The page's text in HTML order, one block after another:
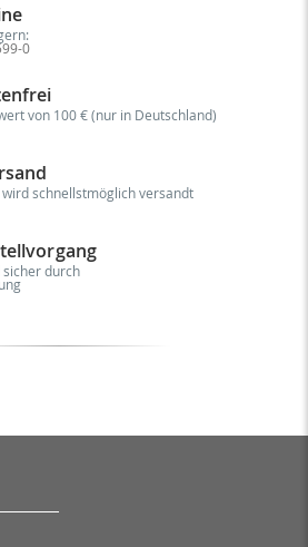
0
von 100 € (nur in Deutschland)
schnellstmöglich versandt
sicher durch